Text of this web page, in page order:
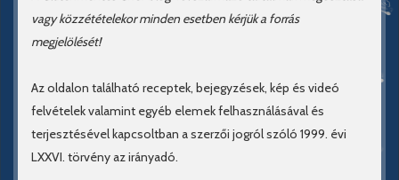
vagy közzétételekor minden esetben kérjük a forrás
megjelölését!
Az oldalon található receptek, bejegyzések, kép és videó
felvételek valamint egyéb elemek felhasználásával és
terjesztésével kapcsoltban a szerzői jogról szóló 1999. évi
LXXVI. törvény az irányadó.